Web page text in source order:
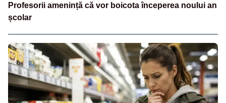
Profesorii amenință că vor boicota începerea noului an
școlar